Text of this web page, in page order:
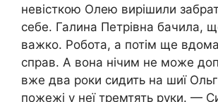
невісткою Олею вирішили
себе. Галина Петрівна бачила,
важко. Робота, а потім ще
справ. А вона нічим не може
вже два роки сидить на шиї
пожежі у неї тремтять руки. —